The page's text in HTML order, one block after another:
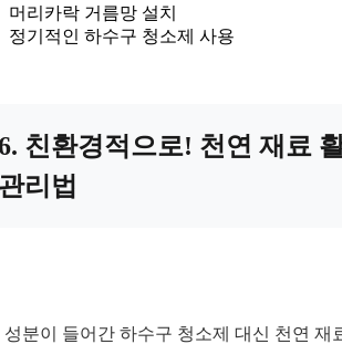
머리카락 거름망 설치
정기적인 하수구 청소제 사용
친환경적으로! 천연 재료
리법
성분이 들어간 하수구 청소제 대신 천연 재